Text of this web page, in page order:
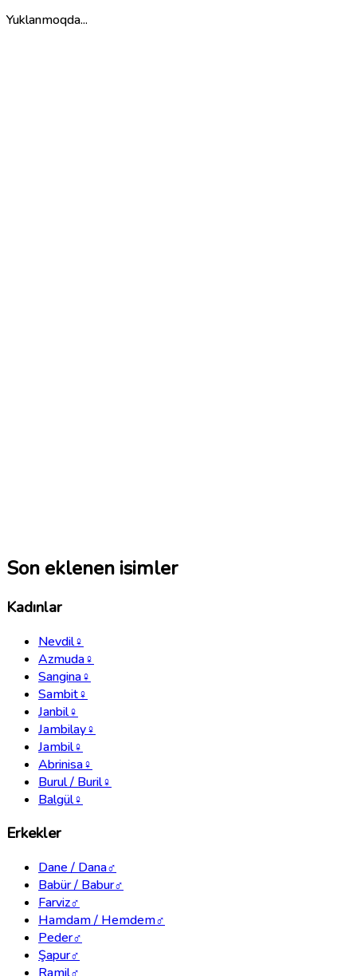
Yuklanmoqda...
Son eklenen isimler
Kadınlar
Nevdil♀
Azmuda♀
Sangina♀
Sambit♀
Janbil♀
Jambilay♀
Jambil♀
Abrinisa♀
Burul / Buril♀
Balgül♀
Erkekler
Dane / Dana♂
Babür / Babur♂
Farviz♂
Hamdam / Hemdem♂
Peder♂
Şapur♂